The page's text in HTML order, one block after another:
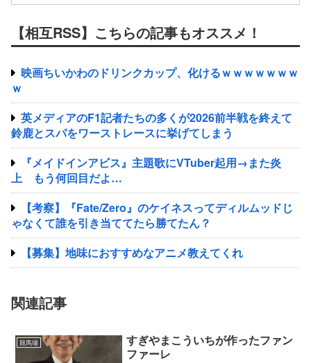
【相互RSS】こちらの記事もオススメ！
映画ちいかわのドリンクカップ、化けるｗｗｗｗｗｗｗ
ｗ
英メディアのF1記者たちの多くが2026前半戦を終えて
鈴鹿とスパをワーストレースに挙げてしまう
『メイドインアビス』主題歌にVTuber起用→また炎
上 もう何回目だよ…
【考察】『Fate/Zero』のケイネスってディルムッドじ
ゃなくて誰を引き当ててたら勝てたん？
【募集】地味におすすめなアニメ教えてくれ
関連記事
競馬場
すぎやまこういちが作ったファン
ファーレ